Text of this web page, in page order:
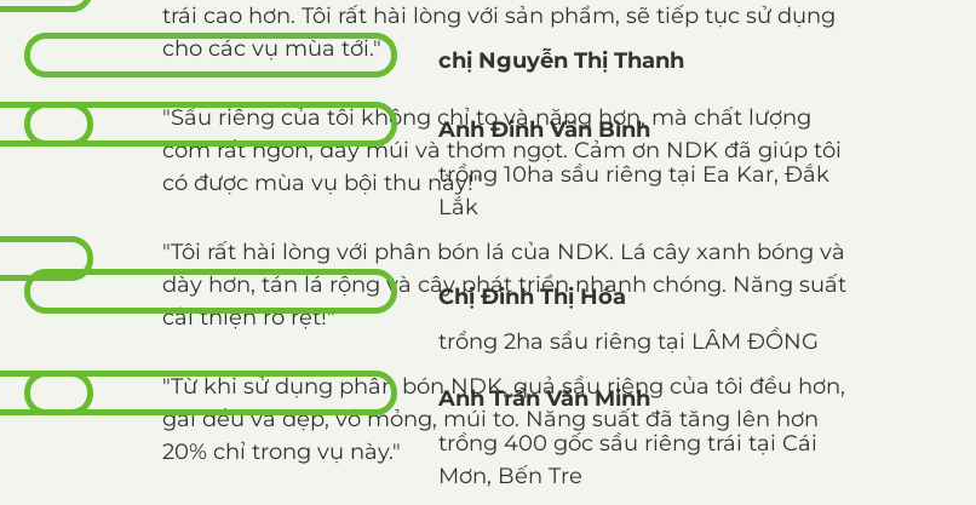
trái cao hơn. Tôi rất hài lòng với sản phẩm, sẽ tiếp tục sử dụng
cho các vụ mùa tới."
chị Nguyễn Thị Thanh
"Sầu riêng của tôi không chỉ to và nặng hơn, mà chất lượng
cơm rất ngon, dày múi và thơm ngọt. Cảm ơn NDK đã giúp tôi
có được mùa vụ bội thu này!"
Anh Đinh Văn Bình
trồng 10ha sầu riêng tại Ea Kar, Đắk
Lắk
"Tôi rất hài lòng với phân bón lá của NDK. Lá cây xanh bóng và
dày hơn, tán lá rộng và cây phát triển nhanh chóng. Năng suất
cải thiện rõ rệt!"
Chị Đinh Thị Hóa
trồng 2ha sầu riêng tại LÂM ĐỒNG
"Từ khi sử dụng phân bón NDK, quả sầu riêng của tôi đều hơn,
gai đều và đẹp, vỏ mỏng, múi to. Năng suất đã tăng lên hơn
20% chỉ trong vụ này."
Anh Trần Văn Minh
trồng 400 gốc sầu riêng trái tại Cái
Mơn, Bến Tre